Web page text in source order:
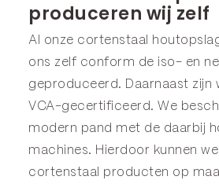
produceren wij zelf
Al onze cortenstaal
ons zelf conform de iso- en
geproduceerd. Daarnaast zijn
VCA-gecertificeerd. We
modern pand met de daarbij
machines. Hierdoor kunnen
cortenstaal producten op